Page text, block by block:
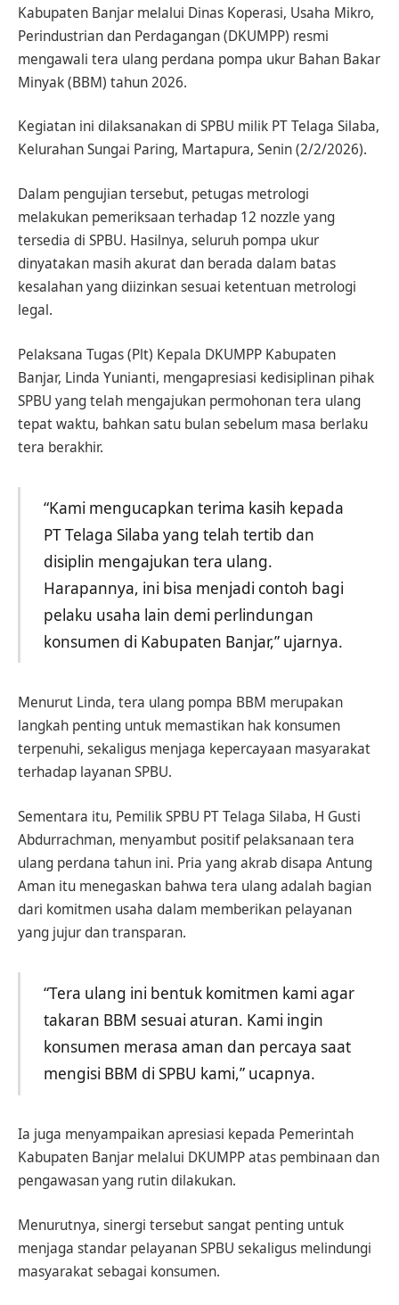
Kabupaten Banjar melalui Dinas Koperasi, Usaha Mikro,
Perindustrian dan Perdagangan (DKUMPP) resmi
mengawali tera ulang perdana pompa ukur Bahan Bakar
Minyak (BBM) tahun 2026.
Kegiatan ini dilaksanakan di SPBU milik PT Telaga Silaba,
Kelurahan Sungai Paring, Martapura, Senin (2/2/2026).
Dalam pengujian tersebut, petugas metrologi
melakukan pemeriksaan terhadap 12 nozzle yang
tersedia di SPBU. Hasilnya, seluruh pompa ukur
dinyatakan masih akurat dan berada dalam batas
kesalahan yang diizinkan sesuai ketentuan metrologi
legal.
Pelaksana Tugas (Plt) Kepala DKUMPP Kabupaten
Banjar, Linda Yunianti, mengapresiasi kedisiplinan pihak
SPBU yang telah mengajukan permohonan tera ulang
tepat waktu, bahkan satu bulan sebelum masa berlaku
tera berakhir.
“Kami mengucapkan terima kasih kepada
PT Telaga Silaba yang telah tertib dan
disiplin mengajukan tera ulang.
Harapannya, ini bisa menjadi contoh bagi
pelaku usaha lain demi perlindungan
konsumen di Kabupaten Banjar,” ujarnya.
Menurut Linda, tera ulang pompa BBM merupakan
langkah penting untuk memastikan hak konsumen
terpenuhi, sekaligus menjaga kepercayaan masyarakat
terhadap layanan SPBU.
Sementara itu, Pemilik SPBU PT Telaga Silaba, H Gusti
Abdurrachman, menyambut positif pelaksanaan tera
ulang perdana tahun ini. Pria yang akrab disapa Antung
Aman itu menegaskan bahwa tera ulang adalah bagian
dari komitmen usaha dalam memberikan pelayanan
yang jujur dan transparan.
“Tera ulang ini bentuk komitmen kami agar
takaran BBM sesuai aturan. Kami ingin
konsumen merasa aman dan percaya saat
mengisi BBM di SPBU kami,” ucapnya.
Ia juga menyampaikan apresiasi kepada Pemerintah
Kabupaten Banjar melalui DKUMPP atas pembinaan dan
pengawasan yang rutin dilakukan.
Menurutnya, sinergi tersebut sangat penting untuk
menjaga standar pelayanan SPBU sekaligus melindungi
masyarakat sebagai konsumen.